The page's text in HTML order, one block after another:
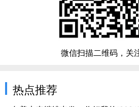
微信扫描二维码，关
热点推荐